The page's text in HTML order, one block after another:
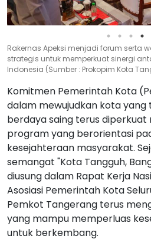
Rakernas Apeksi menjadi forum serta
strategis untuk memperkuat sinergi
Indonesia (Sumber : Prokopim Kota
Komitmen Pemerintah Kota
dalam mewujudkan kota yang
berdaya saing terus diperkuat
program yang berorientasi
kesejahteraan masyarakat.
semangat "Kota Tangguh,
diusung dalam Rapat Kerja
Asosiasi Pemerintah Kota
Pemkot Tangerang terus
yang mampu memperluas
untuk berkembang.